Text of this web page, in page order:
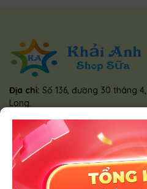
Địa chỉ: Số 136, đường 30 tháng
Long.
Zalo:0848 999 718
Giấy chứng nhận Đăng ký Kinh
tư Cầu Kè cấp ngày 30/11/2016
HÌNH THỨC THANH TOÁN